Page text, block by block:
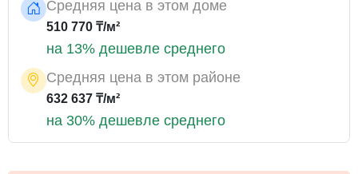
Средняя цена в этом доме
510 770 ₸/м²
на 13% дешевле среднего
Средняя цена в этом районе
632 637 ₸/м²
на 30% дешевле среднего